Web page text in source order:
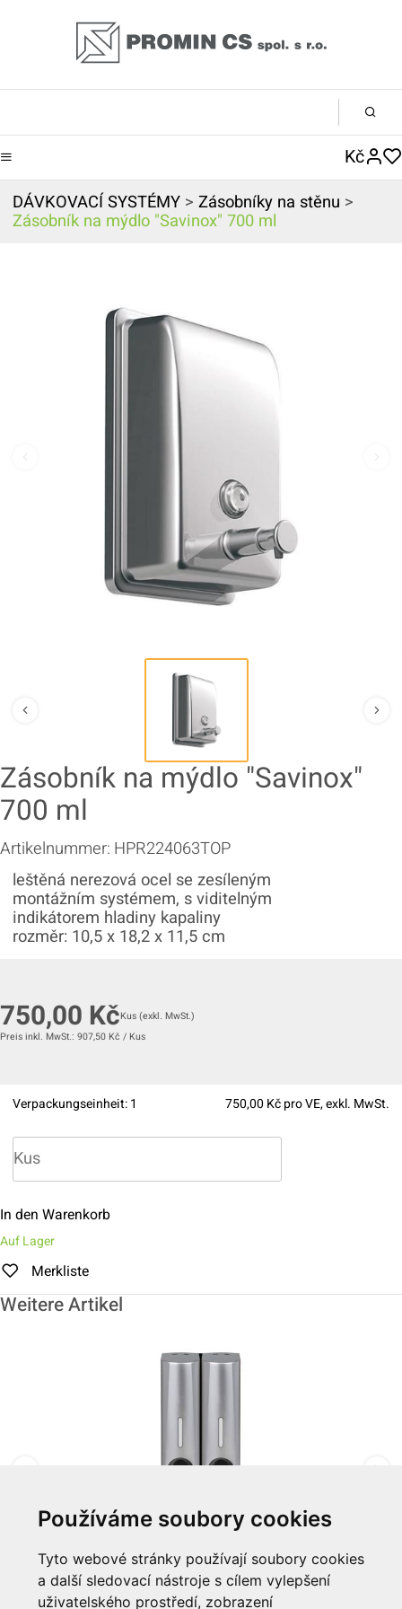
Používáme soubory cookies
Tyto webové stránky používají soubory cookies
a další sledovací nástroje s cílem vylepšení
uživatelského prostředí, zobrazení
Kč
DÁVKOVACÍ SYSTÉMY > Zásobníky na stěnu >
Zásobník na mýdlo "Savinox" 700 ml
Zásobník na mýdlo "Savinox"
700 ml
Artikelnummer: HPR224063TOP
leštěná nerezová ocel se zesíleným
montážním systémem, s viditelným
indikátorem hladiny kapaliny
rozměr: 10,5 x 18,2 x 11,5 cm
750,00 KčKus (exkl. MwSt.)
Preis inkl. MwSt.: 907,50 Kč / Kus
Verpackungseinheit:1 750,00 Kč pro VE, exkl. MwSt.
In den Warenkorb
Auf Lager
Merkliste
Weitere Artikel
Dávkovač na stěnu "Silk" Double, 2x 350ml
Zum Artikel